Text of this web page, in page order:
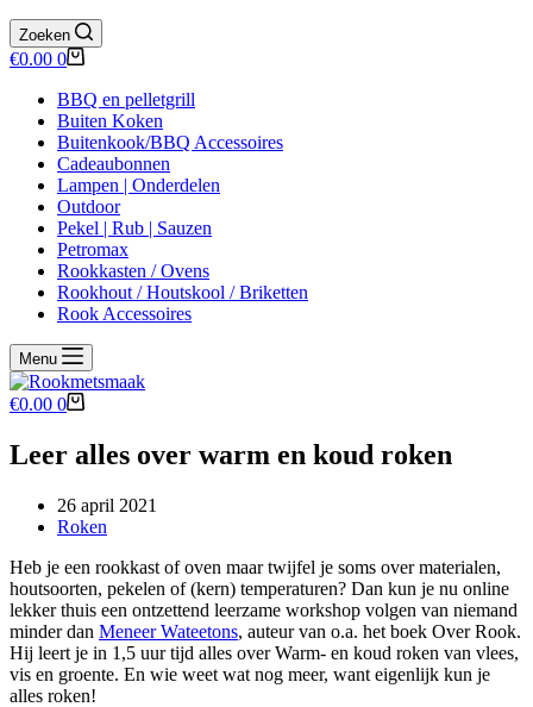
Zoeken
Winkelwagen
€0.00 0
BBQ en pelletgrill
Buiten Koken
Buitenkook/BBQ Accessoires
Cadeaubonnen
Lampen | Onderdelen
Outdoor
Pekel | Rub | Sauzen
Petromax
Rookkasten / Ovens
Rookhout / Houtskool / Briketten
Rook Accessoires
Menu
Winkelwagen
€0.00 0
Leer alles over warm en koud roken
26 april 2021
Roken
Heb je een rookkast of oven maar twijfel je soms over materialen,
houtsoorten, pekelen of (kern) temperaturen? Dan kun je nu online
lekker thuis een ontzettend leerzame workshop volgen van niemand
minder dan Meneer Wateetons, auteur van o.a. het boek Over Rook.
Hij leert je in 1,5 uur tijd alles over Warm- en koud roken van vlees,
vis en groente. En wie weet wat nog meer, want eigenlijk kun je
alles roken!